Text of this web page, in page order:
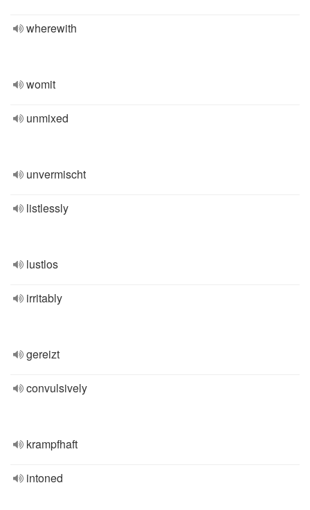
wherewith
womit
unmixed
unvermischt
listlessly
lustlos
irritably
gereizt
convulsively
krampfhaft
intoned